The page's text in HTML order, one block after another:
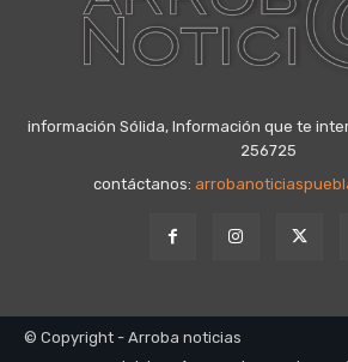
información Sólida, Información que te
256725
contáctanos:
© Copyright - Arroba noticias